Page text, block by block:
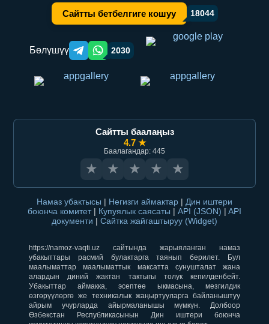
Сайтты бетбелгиге кошуу 18044
Бөлүшүү Telegram orqali ulashish
WhatsApp orqali ulashish
2030
Сайтты баалаңыз
4.7 ★
Баалагандар: 445
★ ★ ★ ★ ★
Намаз убактысы | Негизги аймактар | Дин иштери
боюнча комитет | Купуялык саясаты | API (JSON) | API
документи | Сайтка жайгаштыруу (Widget)
https://namoz-vaqti.uz сайтында жарыяланган намаз
убакыттары расмий булактарга таянып берилет. Бул
маалыматтар маалыматтык максатта сунушталат жана
алардын диний жактан тактыгы толук кепилденбейт.
Убакыттар аймакка, эсептөө ыкмасына, мезгилдик
өзгөрүүлөргө же техникалык жаңыртууларга байланыштуу
айрым учурларда айырмаланышы мүмкүн. Долбоор
Өзбекстан Республикасынын Дин иштери боюнча